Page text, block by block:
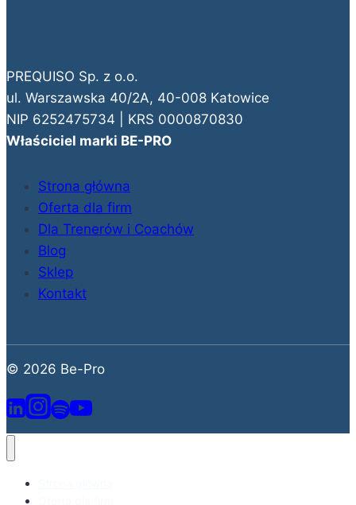
PREQUISO Sp. z o.o.
ul. Warszawska 40/2A, 40-008 Katowice
NIP 6252475734 | KRS 0000870830
Właściciel marki BE-PRO
Strona główna
Oferta dla firm
Dla Trenerów i Coachów
Blog
Sklep
Kontakt
© 2026 Be-Pro